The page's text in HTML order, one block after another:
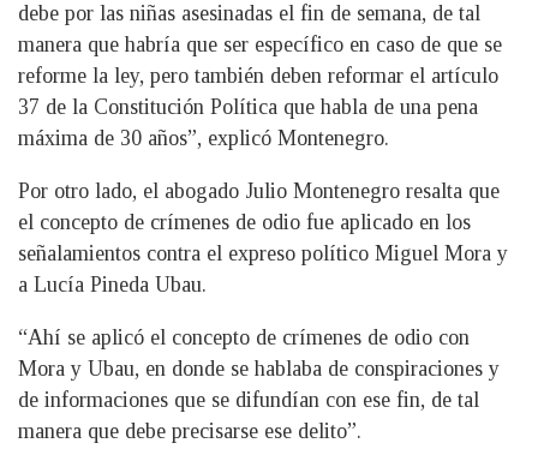
debe por las niñas asesinadas el fin de semana, de tal
manera que habría que ser específico en caso de que se
reforme la ley, pero también deben reformar el artículo
37 de la Constitución Política que habla de una pena
máxima de 30 años”, explicó Montenegro.
Por otro lado, el abogado Julio Montenegro resalta que
el concepto de crímenes de odio fue aplicado en los
señalamientos contra el expreso político Miguel Mora y
a Lucía Pineda Ubau.
“Ahí se aplicó el concepto de crímenes de odio con
Mora y Ubau, en donde se hablaba de conspiraciones y
de informaciones que se difundían con ese fin, de tal
manera que debe precisarse ese delito”.